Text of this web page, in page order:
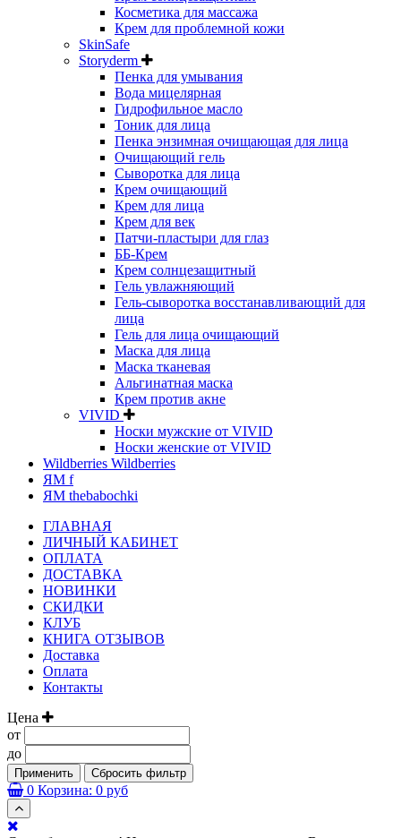
Косметика для массажа
Крем для проблемной кожи
SkinSafe
Storyderm
Пенка для умывания
Вода мицелярная
Гидрофильное масло
Тоник для лица
Пенка энзимная очищающая для лица
Очищающий гель
Сыворотка для лица
Крем очищающий
Крем для лица
Крем для век
Патчи-пластыри для глаз
ББ-Крем
Крем солнцезащитный
Гель увлажняющий
Гель-сыворотка восстанавливающий для
лица
Гель для лица очищающий
Маска для лица
Маска тканевая
Альгинатная маска
Крем против акне
VIVID
Носки мужские от VIVID
Носки женские от VIVID
Wildberries Wildberries
ЯМ f
ЯМ thebabochki
ГЛАВНАЯ
ЛИЧНЫЙ КАБИНЕТ
ОПЛАТА
ДОСТАВКА
НОВИНКИ
СКИДКИ
КЛУБ
КНИГА ОТЗЫВОВ
Доставка
Оплата
Контакты
Цена
от
до
Применить Сбросить фильтр
0 Корзина: 0 руб